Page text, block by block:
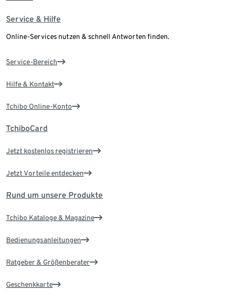
Service & Hilfe
Online-Services nutzen & schnell Antworten finden.
Service-Bereich
Hilfe & Kontakt
Tchibo Online-Konto
TchiboCard
Jetzt kostenlos registrieren
Jetzt Vorteile entdecken
Rund um unsere Produkte
Tchibo Kataloge & Magazine
Bedienungsanleitungen
Ratgeber & Größenberater
Geschenkkarte